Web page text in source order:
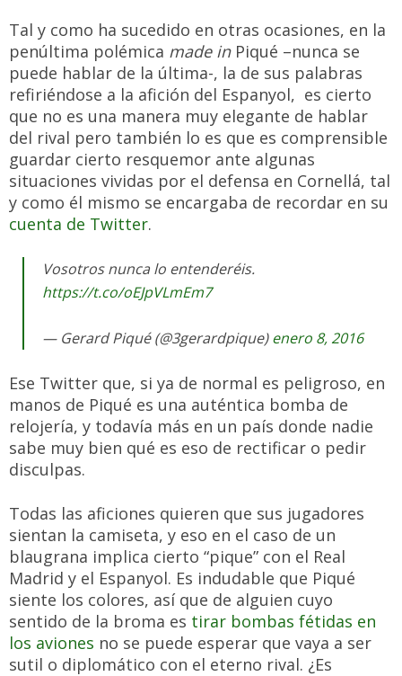
Tal y como ha sucedido en otras ocasiones, en la
penúltima polémica made inPiqué –nunca se
puede hablar de la última-, la de sus palabras
refiriéndose a la afición del Espanyol, es cierto
que no es una manera muy elegante de hablar
del rival pero también lo es que es comprensible
guardar cierto resquemor ante algunas
situaciones vividas por el defensa en Cornellá, tal
y como él mismo se encargaba de recordar en su
cuenta de Twitter.
Vosotros nunca lo entenderéis.
https://t.co/oEJpVLmEm7
— Gerard Piqué (@3gerardpique)enero 8, 2016
Ese Twitter que, si ya de normal es peligroso, en
manos de Piqué es una auténtica bomba de
relojería, y todavía más en un país donde nadie
sabe muy bien qué es eso de rectificar o pedir
disculpas.
Todas las aficiones quieren que sus jugadores
sientan la camiseta, y eso en el caso de un
blaugrana implica cierto “pique” con el Real
Madrid y el Espanyol. Es indudable que Piqué
siente los colores, así que de alguien cuyo
sentido de la broma es tirar bombas fétidas en
los aviones no se puede esperar que vaya a ser
sutil o diplomático con el eterno rival. ¿Es